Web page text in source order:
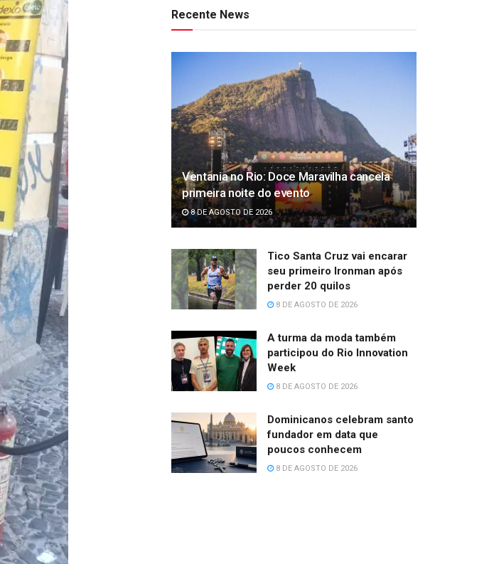
Recente News
Ventania no Rio: Doce Maravilha cancela
primeira noite do evento
8 DE AGOSTO DE 2026
Tico Santa Cruz vai encarar
seu primeiro Ironman após
perder 20 quilos
8 DE AGOSTO DE 2026
A turma da moda também
participou do Rio Innovation
Week
8 DE AGOSTO DE 2026
Dominicanos celebram santo
fundador em data que
poucos conhecem
8 DE AGOSTO DE 2026